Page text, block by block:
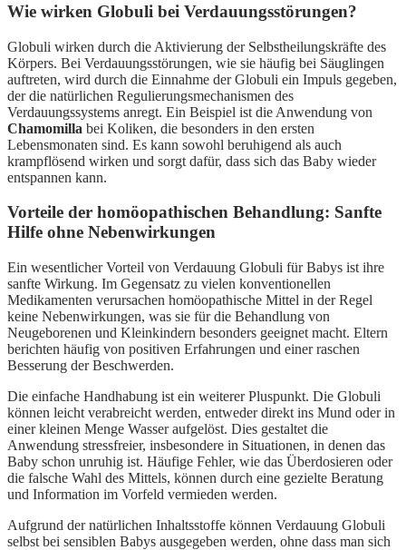
Wie wirken Globuli bei Verdauungsstörungen?
Globuli wirken durch die Aktivierung der Selbstheilungskräfte des
Körpers. Bei Verdauungsstörungen, wie sie häufig bei Säuglingen
auftreten, wird durch die Einnahme der Globuli ein Impuls gegeben,
der die natürlichen Regulierungsmechanismen des
Verdauungssystems anregt. Ein Beispiel ist die Anwendung von
Chamomilla bei Koliken, die besonders in den ersten
Lebensmonaten sind. Es kann sowohl beruhigend als auch
krampflösend wirken und sorgt dafür, dass sich das Baby wieder
entspannen kann.
Vorteile der homöopathischen Behandlung: Sanfte
Hilfe ohne Nebenwirkungen
Ein wesentlicher Vorteil von Verdauung Globuli für Babys ist ihre
sanfte Wirkung. Im Gegensatz zu vielen konventionellen
Medikamenten verursachen homöopathische Mittel in der Regel
keine Nebenwirkungen, was sie für die Behandlung von
Neugeborenen und Kleinkindern besonders geeignet macht. Eltern
berichten häufig von positiven Erfahrungen und einer raschen
Besserung der Beschwerden.
Die einfache Handhabung ist ein weiterer Pluspunkt. Die Globuli
können leicht verabreicht werden, entweder direkt ins Mund oder in
einer kleinen Menge Wasser aufgelöst. Dies gestaltet die
Anwendung stressfreier, insbesondere in Situationen, in denen das
Baby schon unruhig ist. Häufige Fehler, wie das Überdosieren oder
die falsche Wahl des Mittels, können durch eine gezielte Beratung
und Information im Vorfeld vermieden werden.
Aufgrund der natürlichen Inhaltsstoffe können Verdauung Globuli
selbst bei sensiblen Babys ausgegeben werden, ohne dass man sich